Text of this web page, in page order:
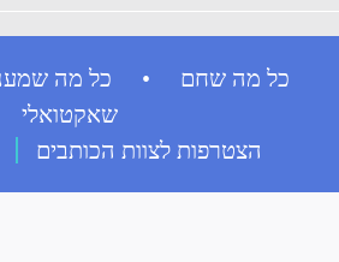
כל מה שחם • כל מה
שאקטואלי
הצטרפות לצוות הכותבים